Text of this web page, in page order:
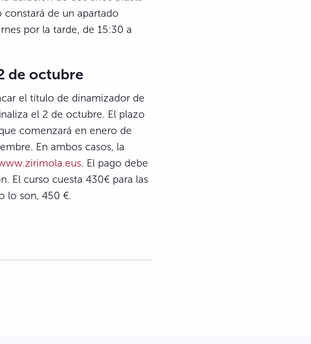
constará de un apartado
por la tarde, de 15:30 a
de octubre
el título de dinamizador de
el 2 de octubre. El plazo
comenzará en enero de
En ambos casos, la
. El pago debe
El curso cuesta 430€ para las
lo son, 450 €.